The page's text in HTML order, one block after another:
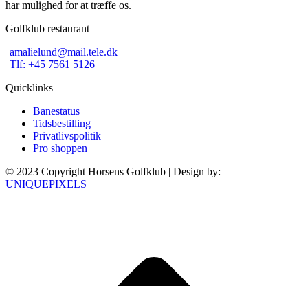
har mulighed for at træffe os.
Golfklub restaurant
amalielund@mail.tele.dk
Tlf: +45 7561 5126
Quicklinks
Banestatus
Tidsbestilling
Privatlivspolitik
Pro shoppen
© 2023 Copyright Horsens Golfklub | Design by:
UNIQUEPIXELS